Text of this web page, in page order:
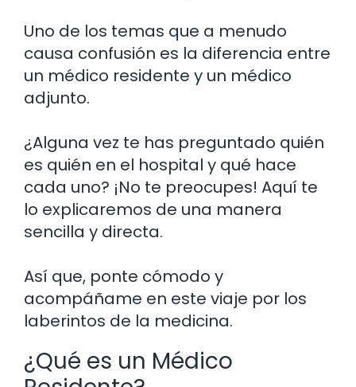
Uno de los temas que a menudo
causa confusión es la diferencia entre
un médico residente y un médico
adjunto.
¿Alguna vez te has preguntado quién
es quién en el hospital y qué hace
cada uno? ¡No te preocupes! Aquí te
lo explicaremos de una manera
sencilla y directa.
Así que, ponte cómodo y
acompáñame en este viaje por los
laberintos de la medicina.
¿Qué es un Médico